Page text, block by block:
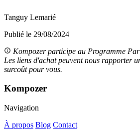
Tanguy Lemarié
Publié le 29/08/2024
Kompozer participe au Programme
Les liens d'achat peuvent nous rapporter
surcoût pour vous.
Kompozer
Navigation
À propos Blog Contact